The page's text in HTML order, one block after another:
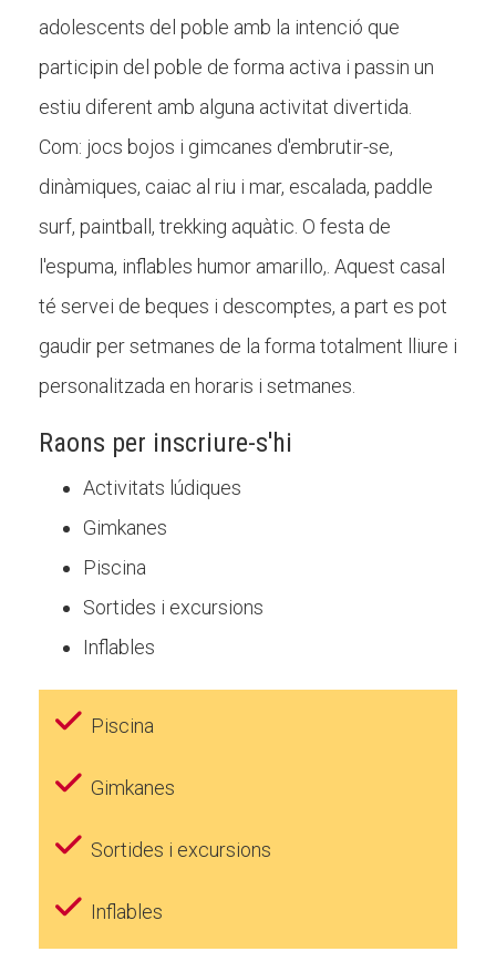
adolescents del poble amb la intenció que
participin del poble de forma activa i passin un
estiu diferent amb alguna activitat divertida.
Com: jocs bojos i gimcanes d'embrutir-se,
dinàmiques, caiac al riu i mar, escalada, paddle
surf, paintball, trekking aquàtic. O festa de
l'espuma, inflables humor amarillo,. Aquest casal
té servei de beques i descomptes, a part es pot
gaudir per setmanes de la forma totalment lliure i
personalitzada en horaris i setmanes.
Raons per inscriure-s'hi
Activitats lúdiques
Gimkanes
Piscina
Sortides i excursions
Inflables
Piscina
Gimkanes
Sortides i excursions
Inflables
L'equip
Missió i valors
Els comptes clars
Memòria d'activitats
Proposta educativa
Notícies
Butlletins
Diari de la Fundació
Fundesplai als mitjans
Xarxes socials
COL·LABORA
Fes voluntariat
Fes un donatiu